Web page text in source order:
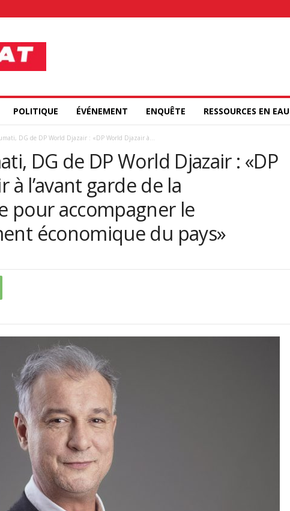
POLITIQUE ÉVÉNEMENT ENQUÊTE RESSOURCES EN EAU
DG de DP World Djazair : «DP World Djazair à...
DG de DP World Djazair : «DP
à l’avant garde de la
pour accompagner le
économique du pays»